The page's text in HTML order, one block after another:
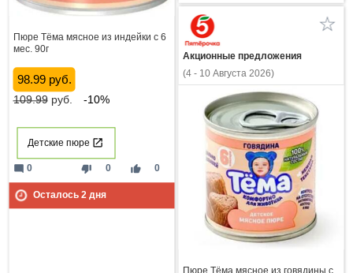
Пюре Тёма мясное из индейки с 6
мес. 90г
98.99 руб.
109.99руб. -10%
Детские пюре
thumb_down 0 thumb_up 0
mode_comment 0
Осталось 2дня
Акционные предложения
(4 - 10 Августа 2026)
Пюре Тёма мясное из говядины с